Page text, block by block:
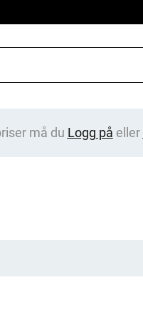
må du Logg på eller